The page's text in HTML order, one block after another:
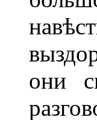
они